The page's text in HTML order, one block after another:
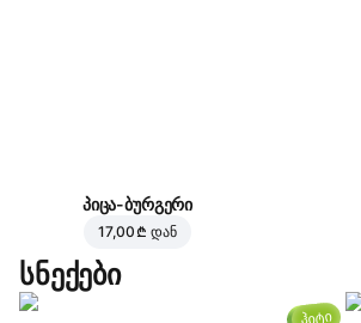
პიცა-ბურგერი
17,00 ₾ დან
სნექები
ჰიტი